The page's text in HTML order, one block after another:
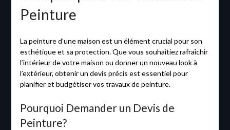
Peinture
La peinture d’une maison est un élément crucial pour son
esthétique et sa protection. Que vous souhaitiez rafraîchir
l’intérieur de votre maison ou donner un nouveau look à
l’extérieur, obtenir un devis précis est essentiel pour
planifier et budgétiser vos travaux de peinture.
Pourquoi Demander un Devis de
Peinture?